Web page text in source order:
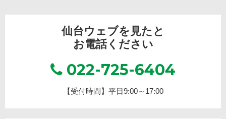
仙台ウェブを見たと
お電話ください
022-725-6404
【受付時間】平日9:00～17:00